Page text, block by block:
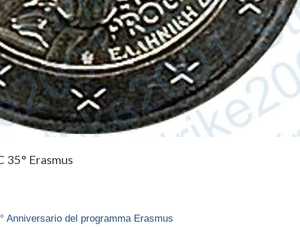
35° Erasmus
Anniversario del programma Erasmus